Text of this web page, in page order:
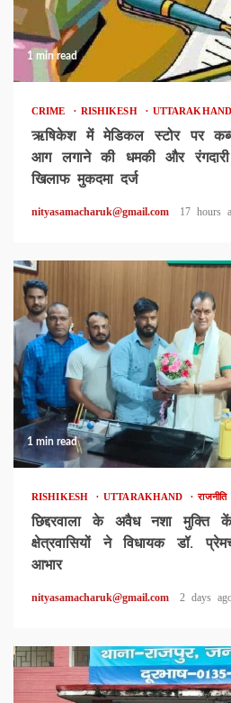
1 min read
CRIME RISHIKESH UTTARAKHAND
ऋषिकेश में मेडिकल स्टोर पर
आग लगाने की धमकी और
खिलाफ मुकदमा दर्ज
nityasamacharuk@gmail.com 17 hours
1 min read
RISHIKESH UTTARAKHAND राजनीति
छिद्दरवाला के अवैध नशा मुक्ति
क्षेत्रवासियों ने विधायक डॉ.
आभार
nityasamacharuk@gmail.com 2 days